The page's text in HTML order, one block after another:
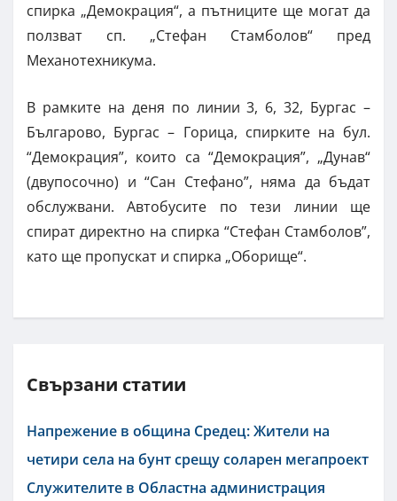
спирка „Демокрация“, а пътниците ще могат да
ползват сп. „Стефан Стамболов“ пред
Механотехникума.
В рамките на деня по линии 3, 6, 32, Бургас –
Българово, Бургас – Горица, спирките на бул.
“Демокрация”, които са “Демокрация”, „Дунав“
(двупосочно) и “Сан Стефано”, няма да бъдат
обслужвани. Автобусите по тези линии ще
спират директно на спирка “Стефан Стамболов”,
като ще пропускат и спирка „Оборище“.
Свързани статии
Напрежение в община Средец: Жители на
четири села на бунт срещу соларен мегапроект
Служителите в Областна администрация